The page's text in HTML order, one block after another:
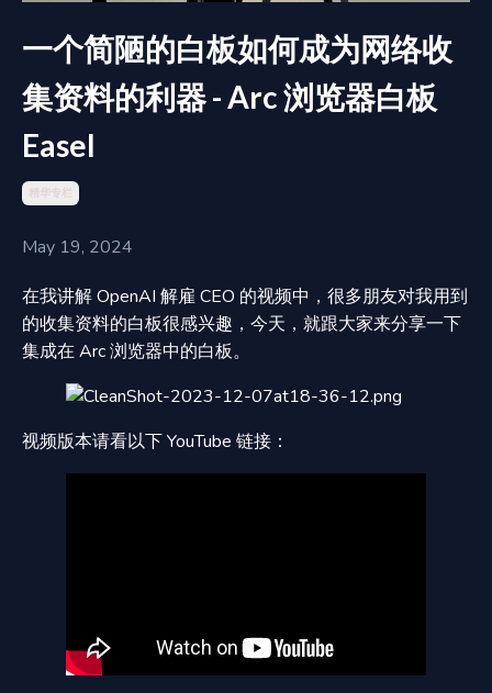
一个简陋的白板如何成为网络收
集资料的利器 - Arc 浏览器白板
Easel
精华专栏
May 19, 2024
在我讲解 OpenAI 解雇 CEO 的视频中，很多朋友对我用到
的收集资料的白板很感兴趣，今天，就跟大家来分享一下
集成在 Arc 浏览器中的白板。
视频版本请看以下 YouTube 链接：